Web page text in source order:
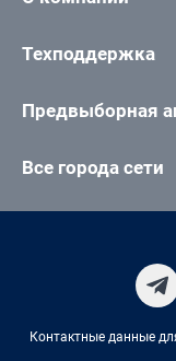
Техподдержка
Предвыборная
Все города сети
Контактные данные